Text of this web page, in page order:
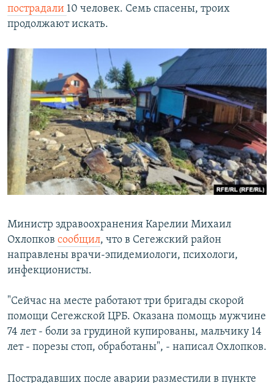
пострадали 10 человек. Семь спасены, троих
продолжают искать.
Министр здравоохранения Карелии Михаил
Охлопков сообщил, что в Сегежский район
направлены врачи-эпидемиологи, психологи,
инфекционисты.
"Сейчас на месте работают три бригады скорой
помощи Сегежской ЦРБ. Оказана помощь мужчине
74 лет - боли за грудиной купированы, мальчику 14
лет - порезы стоп, обработаны", - написал Охлопков.
Пострадавших после аварии разместили в пункте